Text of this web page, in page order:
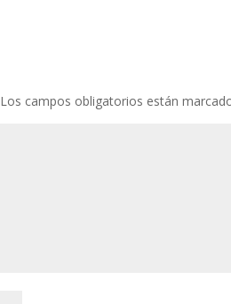
Los campos obligatorios están